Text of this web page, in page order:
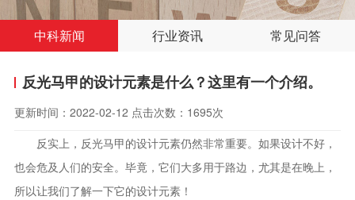
中科新闻 行业资讯 常见问答
反光马甲的设计元素是什么？这里有一个介绍。
更新时间： 2022-02-12 点击次数： 1695次
反实上，反光马甲的设计元素仍然非常重要。如果设计不好，
也会危及人们的安全。毕竟，它们大多用于路边，尤其是在晚上，
所以让我们了解一下它的设计元素！